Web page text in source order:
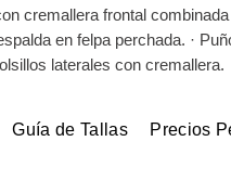
cremallera frontal
en felpa perchada. ·
laterales con cremallera.
Guía de Tallas Precios